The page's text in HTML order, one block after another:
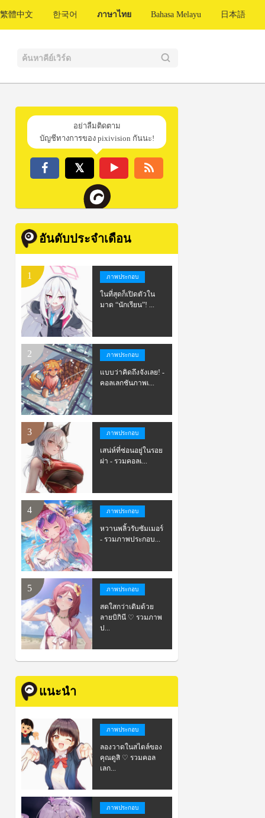
繁體中文 한국어 ภาษาไทย Bahasa Melayu 日本語
อย่าลืมติดตาม
บัญชีทางการของ pixivision กันนะ!
อันดับประจำเดือน
ภาพประกอบ
ในที่สุดก็เปิดตัวใน
มาด “นักเรียน”! ...
ภาพประกอบ
แบบว่าคิดถึงจังเลย! -
คอลเลกชันภาพเ...
ภาพประกอบ
เสน่ห์ที่ซ่อนอยู่ในรอย
ผ่า - รวมคอลเ...
ภาพประกอบ
หวานพลิ้วรับซัมเมอร์
- รวมภาพประกอบ...
ภาพประกอบ
สดใสกว่าเดิมด้วย
ลายบิกินี ♡ รวมภาพ
ป...
แนะนำ
ภาพประกอบ
ลองวาดในสไตล์ของ
คุณดูสิ ♡ รวมคอล
เลก...
ภาพประกอบ